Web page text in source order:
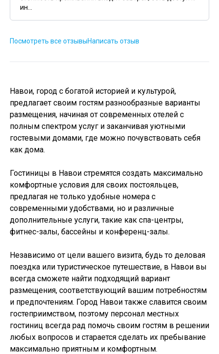
ин...
Посмотреть все отзывыНаписать отзыв
Навои, город с богатой историей и культурой,
предлагает своим гостям разнообразные варианты
размещения, начиная от современных отелей с
полным спектром услуг и заканчивая уютными
гостевыми домами, где можно почувствовать себя
как дома.
Гостиницы в Навои стремятся создать максимально
комфортные условия для своих постояльцев,
предлагая не только удобные номера с
современными удобствами, но и различные
дополнительные услуги, такие как спа-центры,
фитнес-залы, бассейны и конференц-залы.
Независимо от цели вашего визита, будь то деловая
поездка или туристическое путешествие, в Навои вы
всегда сможете найти подходящий вариант
размещения, соответствующий вашим потребностям
и предпочтениям. Город Навои также славится своим
гостеприимством, поэтому персонал местных
гостиниц всегда рад помочь своим гостям в решении
любых вопросов и старается сделать их пребывание
максимально приятным и комфортным.